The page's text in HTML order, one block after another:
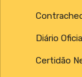
Diário Oficial
Certidão